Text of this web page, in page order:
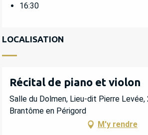
16:30
LOCALISATION
Récital de piano et violon
Salle du Dolmen, Lieu-dit Pierre
Brantôme en Périgord
M'y rendre